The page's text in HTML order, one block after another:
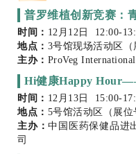
普罗维植创新竞赛：
时间： 12月12日 12:00-
地点： 3号馆现场活动区
主办： ProVeg International
Hi健康Happy
时间： 12月13日 15:00-
地点： 5号馆活动区（展位
主办：中国医药保健品进
司